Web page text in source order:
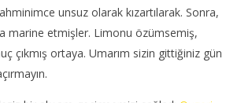
unsuz olarak kızartılarak. Sonra,
marine etmişler. Limonu özümsemiş,
çıkmış ortaya. Umarım sizin gittiğiniz gün